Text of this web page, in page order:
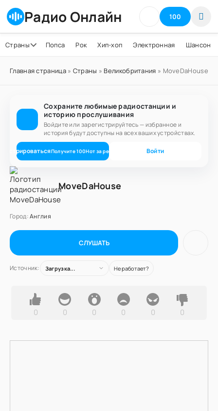
Радио Онлайн 100
Страны Попса Рок Хип-хоп Электронная Шансон
Главная страница» Страны » Великобритания » MoveDaHouse
Сохраните любимые радиостанции и
историю прослушивания
Войдите или зарегистрируйтесь — избранное и
история будут доступны на всех ваших устройствах.
Получите100Нот за регистрацию Войти
MoveDaHouse
Город:Англия
СЛУШАТЬ
Источник: Загрузка... Не работает?
0 0 0 0 0 0